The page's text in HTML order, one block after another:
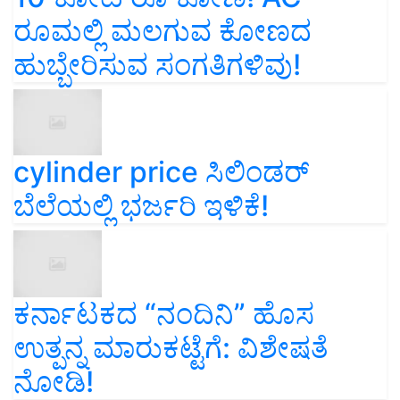
ರೂಮಲ್ಲಿ ಮಲಗುವ ಕೋಣದ
ಹುಬ್ಬೇರಿಸುವ ಸಂಗತಿಗಳಿವು!
cylinder price ಸಿಲಿಂಡರ್‌
ಬೆಲೆಯಲ್ಲಿ ಭರ್ಜರಿ ಇಳಿಕೆ!
ಕರ್ನಾಟಕದ “ನಂದಿನಿ” ಹೊಸ
ಉತ್ಪನ್ನ ಮಾರುಕಟ್ಟೆಗೆ: ವಿಶೇಷತೆ
ನೋಡಿ!